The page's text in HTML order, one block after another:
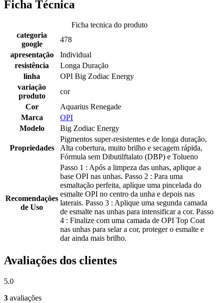
Ficha Técnica
Ficha tecnica do produto
categoria
google
478
apresentação
Individual
resistência
Longa Duração
linha
OPI Big Zodiac Energy
variação
produto
cor
Cor
Aquarius Renegade
Marca
OPI
Modelo
Big Zodiac Energy
Propriedades
Pigmentos super-resistentes e de longa duração,
Alta cobertura, muito brilho e secagem rápida,
Fórmula sem Dibutilftalato (DBP) e Tolueno
Recomendações
de Uso
Passo 1 : Após a limpeza das unhas, aplique a
base OPI nas unhas. Passo 2 : Para uma
esmaltação perfeita, aplique uma pincelada do
esmalte OPI no centro da unha e depois nas
laterais. Passo 3 : Aplique uma segunda camada
de esmalte nas unhas para intensificar a cor. Passo
4 : Finalize com uma camada de OPI Top Coat
nas unhas para selar a cor, proteger o esmalte e
dar ainda mais brilho.
Avaliações dos clientes
5.0
3 avaliações